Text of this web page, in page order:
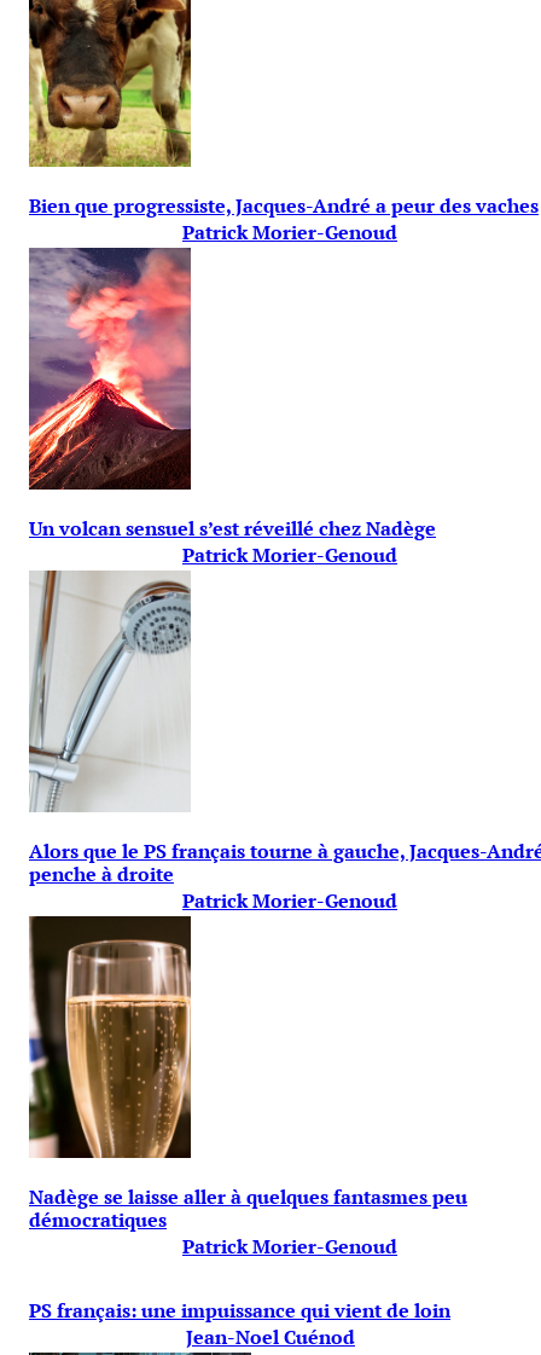
Bien que progressiste, Jacques-André a peur des vaches
Patrick Morier-Genoud
Un volcan sensuel s’est réveillé chez Nadège
Patrick Morier-Genoud
Alors que le PS français tourne à gauche, Jacques-
penche à droite
Patrick Morier-Genoud
Nadège se laisse aller à quelques fantasmes peu
démocratiques
Patrick Morier-Genoud
PS français: une impuissance qui vient de loin
Jean-Noel Cuénod